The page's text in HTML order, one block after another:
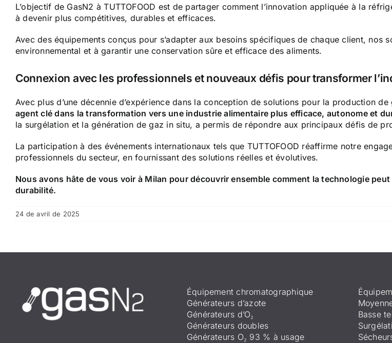
L’objectif de GasN2 à TUTTOFOOD est de partager comment l’innovation appliquée à la
à devenir plus compétitives, durables et efficaces.
Avec des équipements conçus pour s’adapter aux besoins spécifiques de chaque client,
environnemental et à garantir une conservation sûre et efficace des aliments.
Connexion avec les professionnels et nouveaux défis pour transformer
Avec plus d’une décennie d’expérience dans la conception de solutions pour la production
agent clé dans la transformation vers une industrie alimentaire plus efficace, autonome et
la surgélation et la génération de gaz in situ, a permis de répondre aux principaux défis de
La participation à des événements internationaux tels que TUTTOFOOD réaffirme notre
professionnels du secteur, en fournissant des solutions réelles et évolutives.
Nous avons hâte de vous voir à Milan pour découvrir ensemble comment la technologie
durabilité.
24 de avril de 2025
Équipement chromatographique
Générateurs d’azote
Générateurs d’O₂
Générateurs doubles
Générateurs O₂ 93 % à usage
Basse